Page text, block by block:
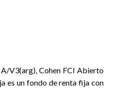
V3(arg), Cohen FCI Abierto
es un fondo de renta fija con